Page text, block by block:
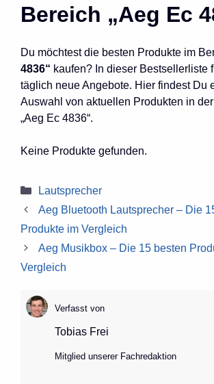
Bereich „Aeg Ec
Du möchtest die besten Produkte im
4836“ kaufen? In dieser Bestsellerliste
täglich neue Angebote. Hier findest Du
Auswahl von aktuellen Produkten in
„Aeg Ec 4836“.
Keine Produkte gefunden.
Kategorien
Lautsprecher
Aeg Bluetooth Lautsprecher – Die
Produkte im Vergleich
Aeg Musikbox – Die 15 besten
Vergleich
Verfasst von
Tobias Frei
Mitglied unserer Fachredaktion